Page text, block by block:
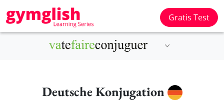
Gratis Test
Deutsche Konjugation